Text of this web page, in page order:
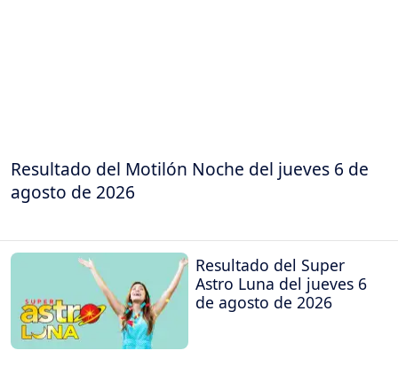
Resultado del Motilón Noche del jueves 6 de
agosto de 2026
Resultado del Super
Astro Luna del jueves 6
de agosto de 2026